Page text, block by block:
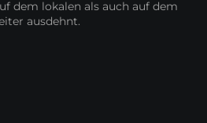
dem lokalen als auch auf dem
ausdehnt.